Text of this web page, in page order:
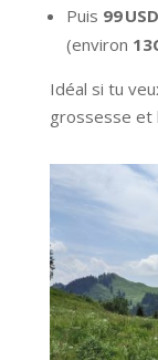
Puis 99
(environ
Idéal si tu
grossesse et